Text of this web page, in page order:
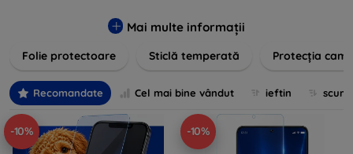
fabricate din materiale durabile și sunt ușor de aplicat,
Alegeți soluția care se potrivește cel mai bine nevoilor
dispozitivului. Asigurați-vă că investiția în tehnologie rămâne
intactă și arată ca nouă mult timp cu protecțiile de ecran din
oferta noastră.
Mai multe informații
Folie protectoare Sticlă temperată Protecția
Recomandate Cel mai bine vândut ieftin
-10% -10%